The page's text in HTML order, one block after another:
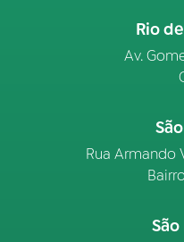
Rio
Av.
Rua Armando
São